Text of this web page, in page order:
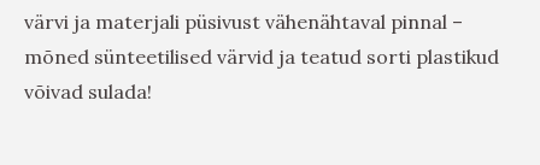
värvi ja materjali püsivust vähenähtaval pinnal –
mõned sünteetilised värvid ja teatud sorti plastikud
võivad sulada!